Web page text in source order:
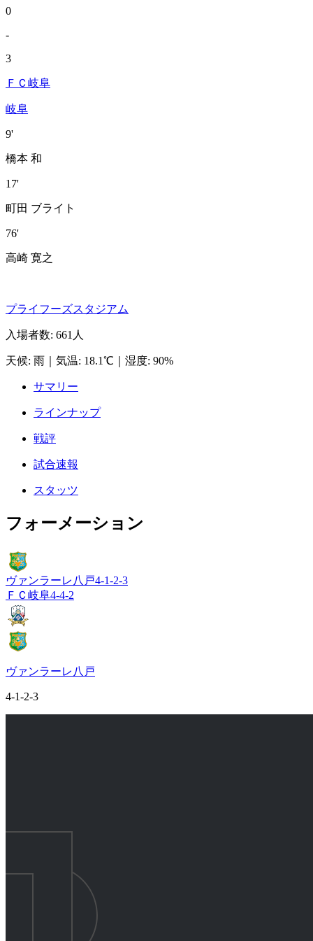
0
-
3
ＦＣ岐阜
岐阜
9'
橋本 和
17'
町田 ブライト
76'
高崎 寛之
プライフーズスタジアム
入場者数: 661人
天候: 雨 気温: 18.1℃ 湿度: 90%
サマリー
ラインナップ
戦評
試合速報
スタッツ
フォーメーション
ヴァンラーレ八戸4-1-2-3
ＦＣ岐阜4-4-2
ヴァンラーレ八戸
4-1-2-3